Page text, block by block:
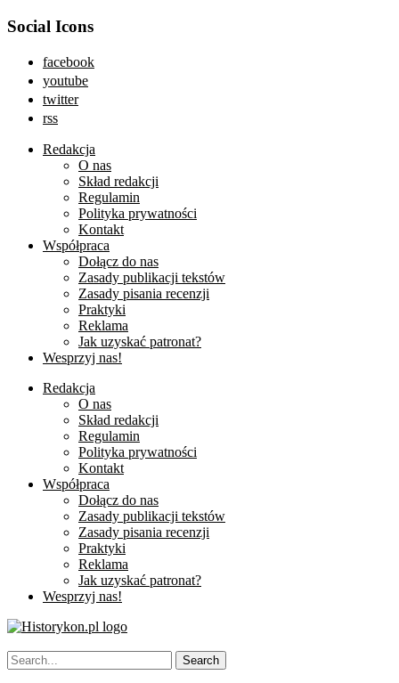
Social Icons
facebook
youtube
twitter
rss
Redakcja
O nas
Skład redakcji
Regulamin
Polityka prywatności
Kontakt
Współpraca
Dołącz do nas
Zasady publikacji tekstów
Zasady pisania recenzji
Praktyki
Reklama
Jak uzyskać patronat?
Wesprzyj nas!
Redakcja
O nas
Skład redakcji
Regulamin
Polityka prywatności
Kontakt
Współpraca
Dołącz do nas
Zasady publikacji tekstów
Zasady pisania recenzji
Praktyki
Reklama
Jak uzyskać patronat?
Wesprzyj nas!